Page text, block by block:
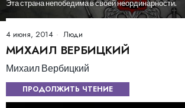
Эта страна непобедима в своей неординарности.
4 июня, 2014 Люди
МИХАИЛ ВЕРБИЦКИЙ
Михаил Вербицкий
ПРОДОЛЖИТЬ ЧТЕНИЕ